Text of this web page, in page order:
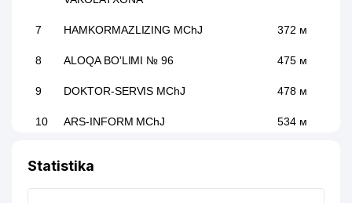
7 HAMKORMAZLIZING MChJ 372 м
8 ALOQA BO'LIMI № 96 475 м
9 DOKTOR-SERVIS MChJ 478 м
10 ARS-INFORM MChJ 534 м
Statistika